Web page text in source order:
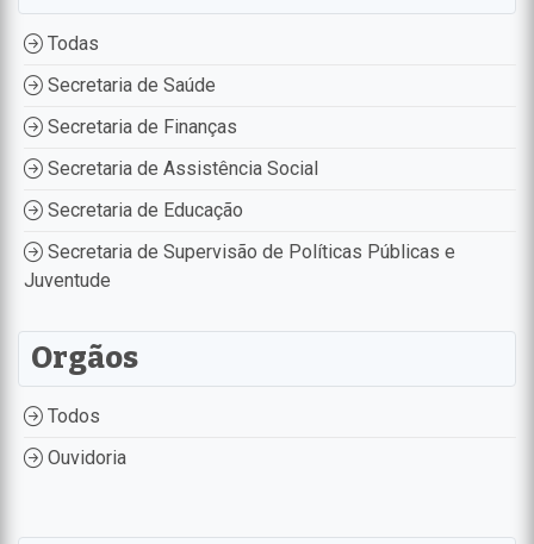
Todas
Secretaria de Saúde
Secretaria de Finanças
Secretaria de Assistência Social
Secretaria de Educação
Secretaria de Supervisão de Políticas Públicas e
Juventude
Orgãos
Todos
Ouvidoria